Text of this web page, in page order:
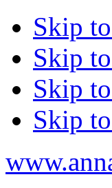
Skip
Skip
Skip
Skip